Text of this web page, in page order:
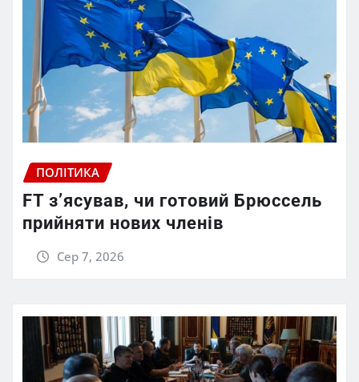
ПОЛІТИКА
FT зʼясував, чи готовий Брюссель
прийняти нових членів
Сер 7, 2026